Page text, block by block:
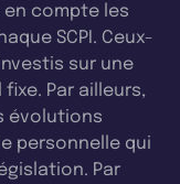
compte les
SCPI. Ceux-
sur une
Par ailleurs,
évolutions
personnelle qui
Par